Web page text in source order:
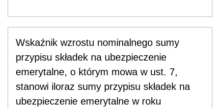
Wskaźnik wzrostu nominalnego sumy
przypisu składek na ubezpieczenie
emerytalne, o którym mowa w ust. 7,
stanowi iloraz sumy przypisu składek na
ubezpieczenie emerytalne w roku